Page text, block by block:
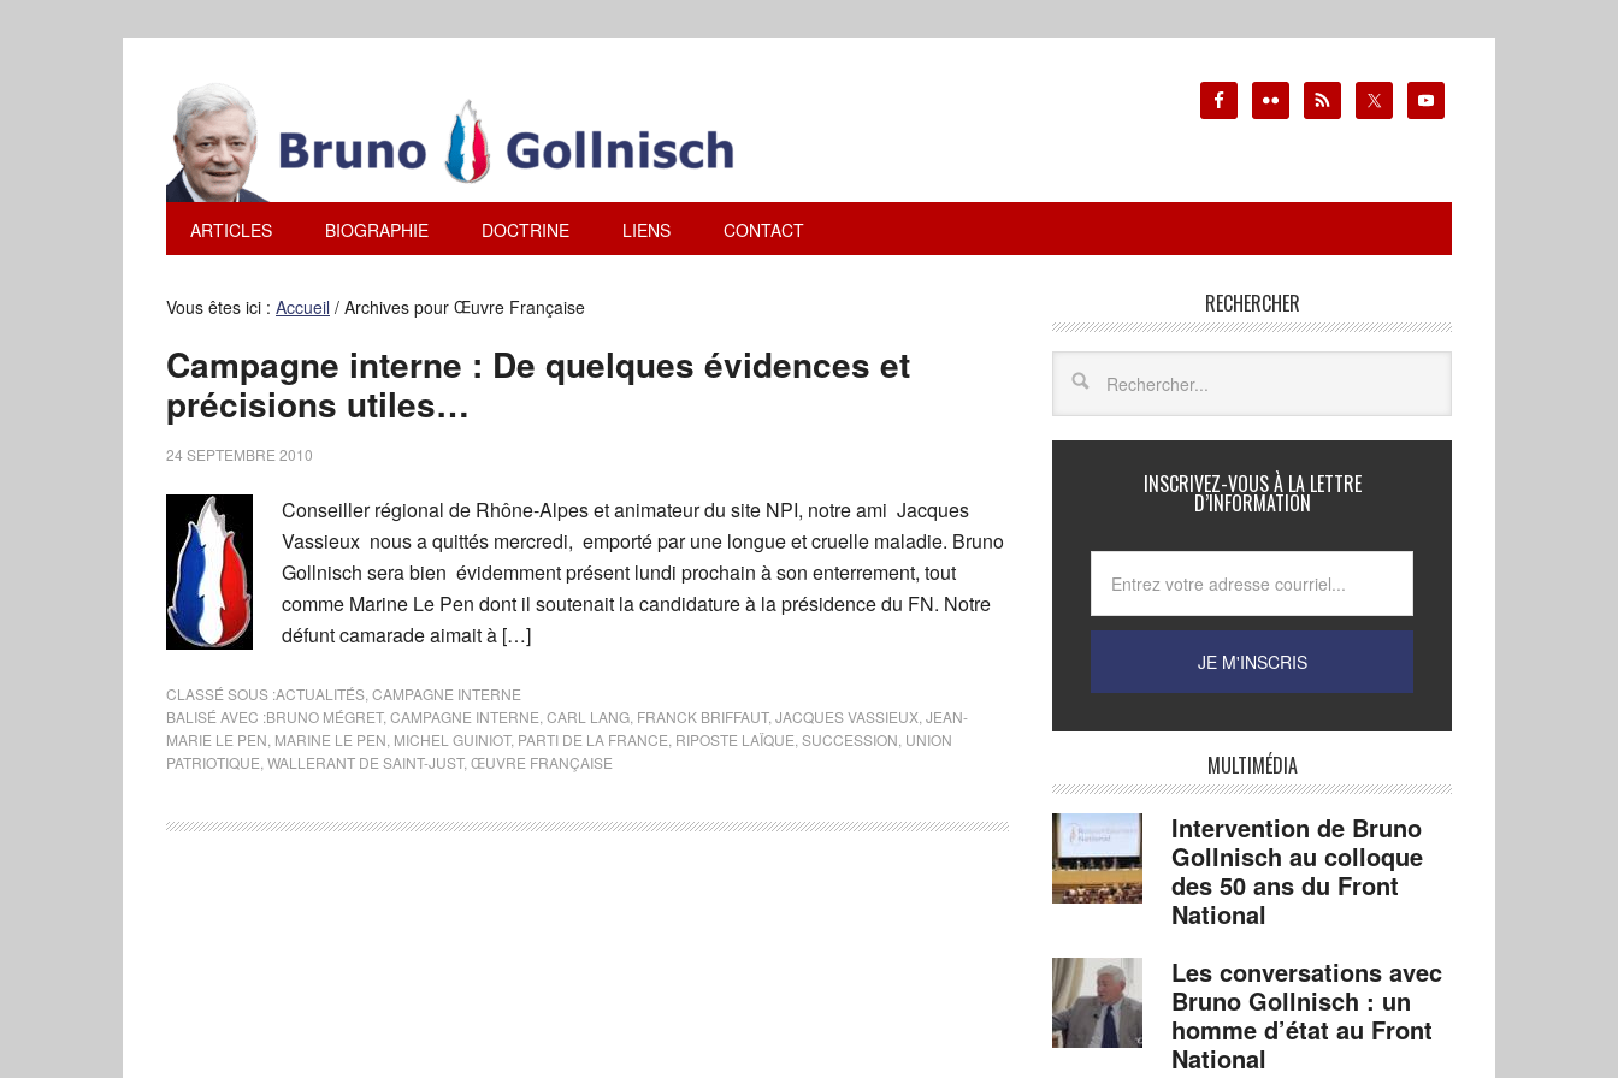
ARTICLES BIOGRAPHIE DOCTRINE LIENS CONTACT
Vous êtes ici : Accueil / Archives pour Œuvre Française
Campagne interne : De quelques évidences et
précisions utiles…
24 SEPTEMBRE 2010
Conseiller régional de Rhône-Alpes et animateur du site NPI, notre ami Jacques
Vassieux nous a quittés mercredi, emporté par une longue et cruelle maladie. Bruno
Gollnisch sera bien évidemment présent lundi prochain à son enterrement, tout
comme Marine Le Pen dont il soutenait la candidature à la présidence du FN. Notre
défunt camarade aimait à […]
CLASSÉ SOUS :ACTUALITÉS CAMPAGNE INTERNE
BALISÉ AVEC :BRUNO MÉGRET, CAMPAGNE INTERNE CARL LANG FRANCK BRIFFAUT, JACQUES VASSIEUX JEAN-
MARIE LE PEN MARINE LE PEN MICHEL GUINIOT, PARTI DE LA FRANCE RIPOSTE LAÏQUE SUCCESSION UNION
PATRIOTIQUE WALLERANT DE SAINT-JUST, ŒUVRE FRANÇAISE
RECHERCHER
INSCRIVEZ-VOUS À LA LETTRE
D’INFORMATION
MULTIMÉDIA
Intervention de Bruno
Gollnisch au colloque
des 50 ans du Front
National
Les conversations avec
Bruno Gollnisch : un
homme d’état au Front
National